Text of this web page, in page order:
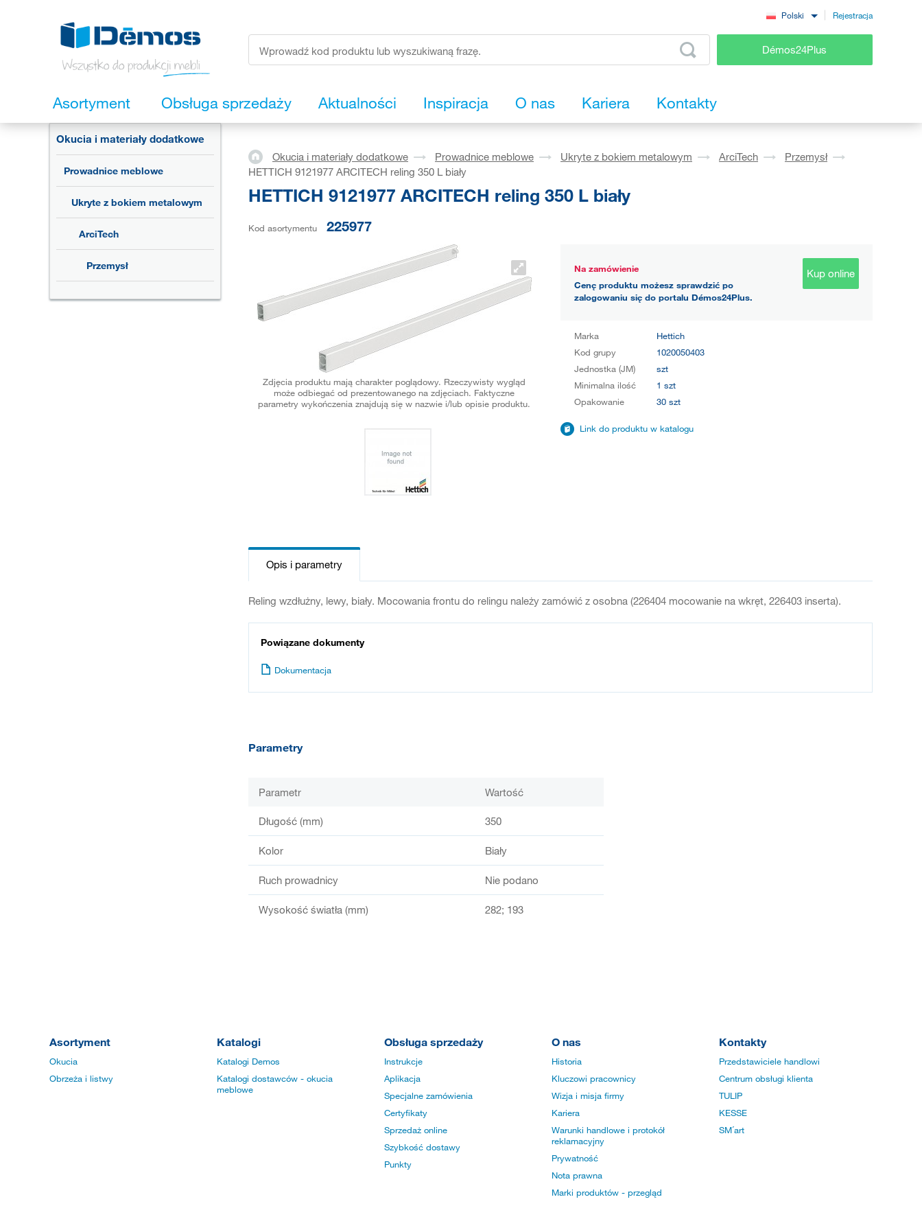
Polski Rejestracja
Démos24Plus
Asortyment Obsługa sprzedaży Aktualności Inspiracja O nas Kariera Kontakty
Okucia i materiały dodatkowe
Prowadnice meblowe
Ukryte z bokiem metalowym
ArciTech
Przemysł
Okucia i materiały dodatkowe Prowadnice meblowe Ukryte z bokiem metalowym ArciTech
Przemysł
HETTICH 9121977 ARCITECH reling 350 L biały
HETTICH 9121977 ARCITECH reling 350 L biały
Kod asortymentu 225977
Zdjęcia produktu mają charakter poglądowy. Rzeczywisty wygląd
może odbiegać od prezentowanego na zdjęciach. Faktyczne
parametry wykończenia znajdują się w nazwie i/lub opisie produktu.
Na zamówienie
Cenę produktu możesz sprawdzić po
zalogowaniu się do portalu Démos24Plus.
Kup online
Marka
Hettich
Kod grupy
1020050403
Jednostka (JM)
szt
Minimalna ilość
1 szt
Opakowanie
30 szt
Link do produktu w katalogu
Opis i parametry
Reling wzdłużny, lewy, biały. Mocowania frontu do relingu należy zamówić z osobna (226404 mocowanie na wkręt, 226403 inserta).
Powiązane dokumenty
Dokumentacja
Parametry
Parametr Wartość
Długość (mm) 350
Kolor Biały
Ruch prowadnicy Nie podano
Wysokość światła (mm) 282; 193
Asortyment
Okucia
Obrzeża i listwy
Katalogi
Katalogi Demos
Katalogi dostawców - okucia
meblowe
Obsługa sprzedaży
Instrukcje
Aplikacja
Specjalne zamówienia
Certyfikaty
Sprzedaż online
Szybkość dostawy
Punkty
O nas
Historia
Kluczowi pracownicy
Wizja i misja firmy
Kariera
Warunki handlowe i protokół
reklamacyjny
Prywatność
Nota prawna
Marki produktów - przegląd
Kontakty
Przedstawiciele handlowi
Centrum obsługi klienta
TULIP
KESSE
SM´art